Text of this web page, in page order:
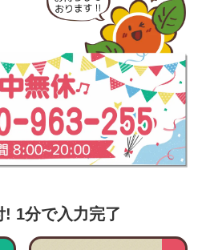
! 1分で入力完了